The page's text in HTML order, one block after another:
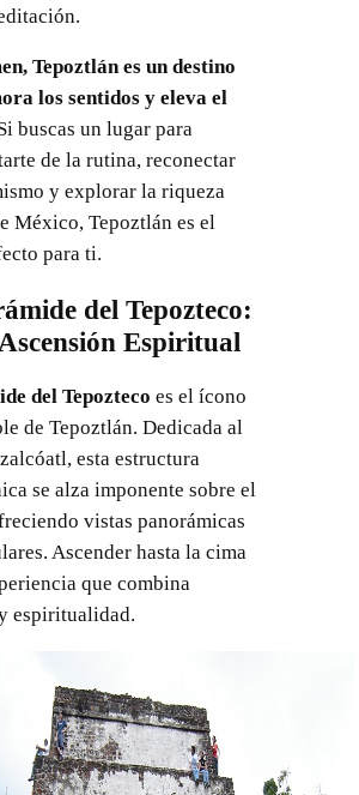
Tepoztlán es un destino
los sentidos y eleva el
buscas un lugar para
de la rutina, reconectar
y explorar la riqueza
México, Tepoztlán es el
para ti.
del Tepozteco:
Espiritual
del Tepozteco es el ícono
de Tepoztlán. Dedicada al
esta estructura
se alza imponente sobre el
vistas panorámicas
Ascender hasta la cima
que combina
espiritualidad.